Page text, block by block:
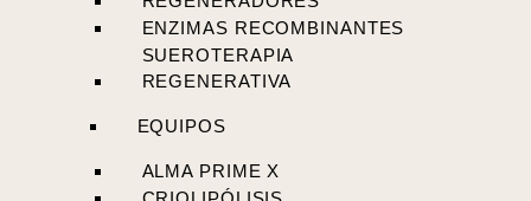
ENZIMAS RECOMBINANTES
SUEROTERAPIA
REGENERATIVA
EQUIPOS
ALMA PRIME X